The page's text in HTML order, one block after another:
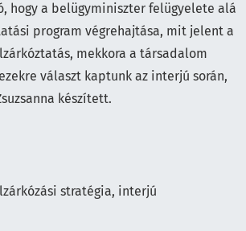
stratégia interjú
hogy a belügyminiszter felügyelete alá
program végrehajtása, mit jelent a
mekkora a társadalom
választ kaptunk az interjú során,
készített.